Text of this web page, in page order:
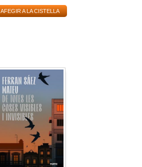
AFEGIR A LA CISTELLA